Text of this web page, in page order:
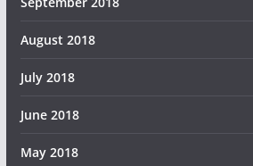
August 2018
July 2018
June 2018
May 2018